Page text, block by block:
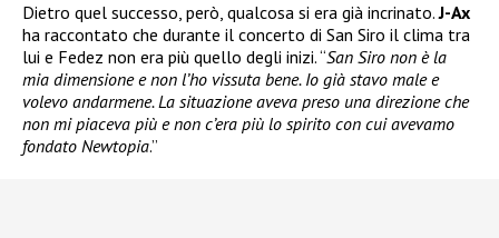
Dietro quel successo, però, qualcosa si era già incrinato.J-Ax
ha raccontato che durante il concerto di San Siro il clima tra
lui e Fedez non era più quello degli inizi. “San Siro non è la
mia dimensione e non l’ho vissuta bene. Io già stavo male e
volevo andarmene. La situazione aveva preso una direzione che
non mi piaceva più e non c’era più lo spirito con cui avevamo
fondato Newtopia.”